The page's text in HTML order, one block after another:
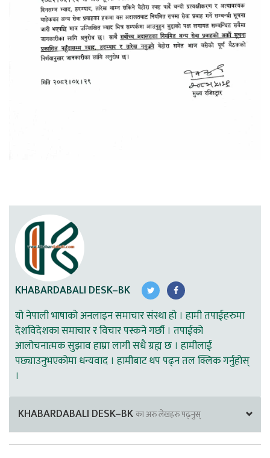
KHABARDABALI DESK–BK
यो नेपाली भाषाको अनलाइन समाचार संस्था हो । हामी तपाईहरुमा
देशविदेशका समाचार र विचार पस्कने गर्छौ । तपाईको
आलोचनात्मक सुझाव हाम्रा लागी सधै ग्रह्य छ । हामीलाई
पछ्याउनुभएकोमा धन्यवाद । हामीबाट थप पढ्न तल क्लिक गर्नुहोस्
।
KHABARDABALI DESK–BKका अरु लेखहरु पढ्नुस्